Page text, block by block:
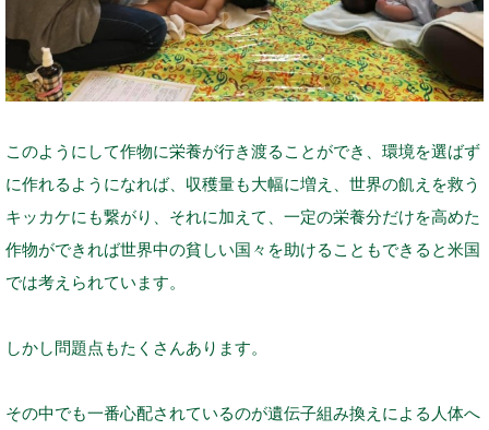
このようにして作物に栄養が行き渡ることができ、環境を選ばず
に作れるようになれば、収穫量も大幅に増え、世界の飢えを救う
キッカケにも繋がり、それに加えて、一定の栄養分だけを高めた
作物ができれば世界中の貧しい国々を助けることもできると米国
では考えられています。
しかし問題点もたくさんあります。
その中でも一番心配されているのが遺伝子組み換えによる人体へ